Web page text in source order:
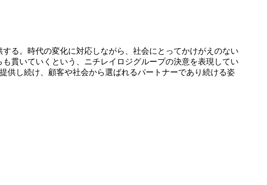
る。時代の変化に対応しながら、社会にとってかけがえのない
貫いていくという、ニチレイロジグループの決意を表現してい
供し続け、顧客や社会から選ばれるパートナーであり続ける姿